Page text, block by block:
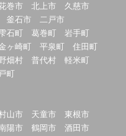
巻市 北上市
久慈市
釜石市
二戸市
石町 葛巻町
岩手町
ヶ崎町 平泉町
住田町
畑村 普代村
軽米町
町
山市 天童市
東根市
陽市 鶴岡市
酒田市